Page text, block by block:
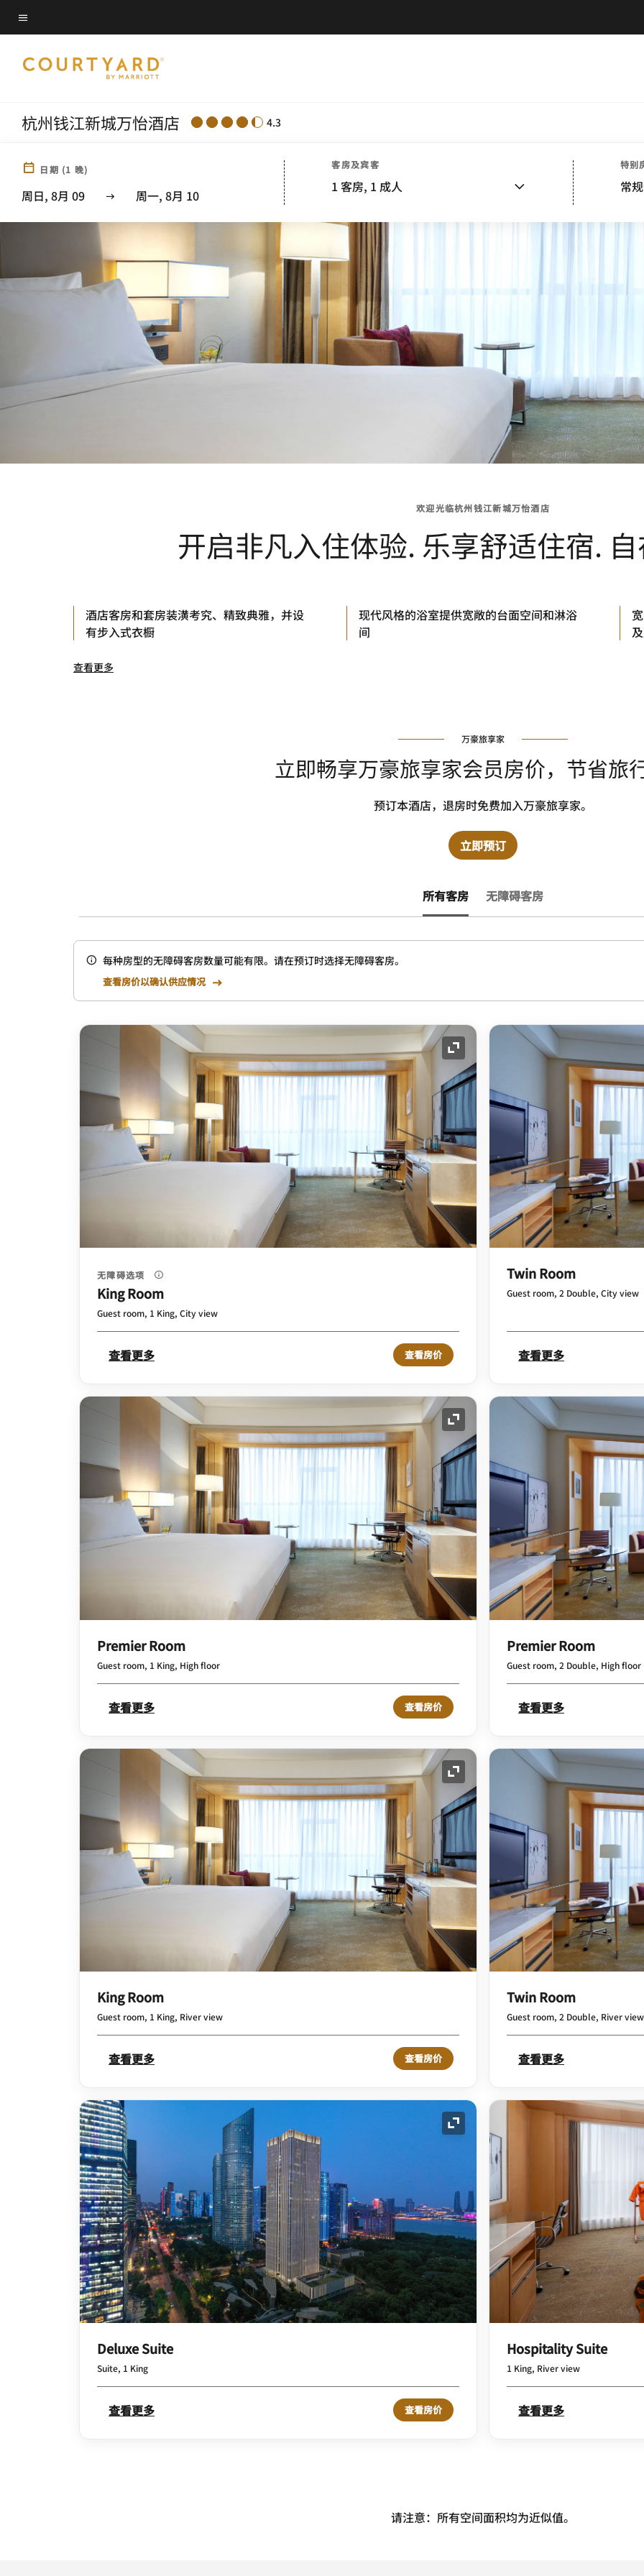
Skip
to
content
菜单文本
杭州钱江新城万怡酒店 4.3
日期 (1 晚)
周日, 8月 09 周一, 8月 10
客房及宾客
1 客房, 1 成人
特别
常
欢迎光临杭州钱江新城万怡酒店
开启非凡入住体验. 乐享舒适住宿.
酒店客房和套房装潢考究、精致典雅，并设
有步入式衣橱
现代风格的浴室提供宽敞的台面空间和淋浴
间
查看更多
万豪旅享家
立即畅享万豪旅享家会员房价，节省旅
预订本酒店，退房时免费加入万豪旅享家。
立即预订
所有客房 无障碍客房
每种房型的无障碍客房数量可能有限。请在预订时选择无障碍客房。
查看房价以确认供应情况
展开图标
无障碍选项
King Room
Guest room, 1 King, City view
查看更多 查看房价
Twin Room
Guest room, 2 Double, City view
查看更多
展开图标
Premier Room
Guest room, 1 King, High floor
查看更多 查看房价
Premier Room
Guest room, 2 Double, High floor
查看更多
展开图标
King Room
Guest room, 1 King, River view
查看更多 查看房价
Twin Room
Guest room, 2 Double, River view
查看更多
展开图标
Deluxe Suite
Suite, 1 King
查看更多 查看房价
Hospitality Suite
1 King, River view
查看更多
请注意：所有空间面积均为近似值。